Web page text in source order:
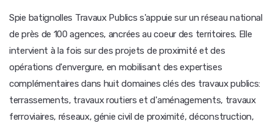
Spie batignolles Travaux Publics s'appuie sur un réseau national
de près de 100 agences, ancrées au coeur des territoires. Elle
intervient à la fois sur des projets de proximité et des
opérations d'envergure, en mobilisant des expertises
complémentaires dans huit domaines clés des travaux publics:
terrassements, travaux routiers et d'aménagements, travaux
ferroviaires, réseaux, génie civil de proximité, déconstruction,